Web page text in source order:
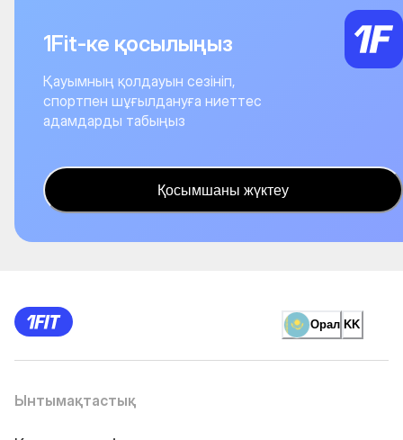
1Fit-ке қосылыңыз
Қауымның қолдауын сезініп,
спортпен шұғылдануға ниеттес
адамдарды табыңыз
Қосымшаны жүктеу
Орал KK
Ынтымақтастық